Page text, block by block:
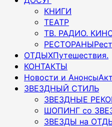
КНИГИ
ТЕАТР
ТВ. РАДИО.
РЕСТОРАНЫ
ОТДЫХПутешествия.
КОНТАКТЫ
Новости и Анонсы
ЗВЕЗДНЫЙ СТИЛЬ
ЗВЕЗДНЫЕ
ШОПИНГ со
ЗВЕЗДЫ на